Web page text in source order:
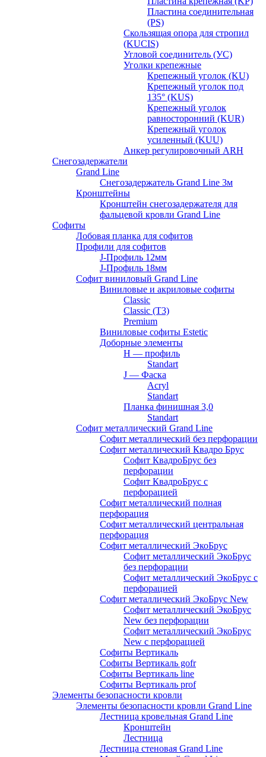
Пластина соединительная
(PS)
Скользящая опора для стропил
(KUCIS)
Угловой соединитель (УС)
Уголки крепежныe
Крепежный уголок (KU)
Крепежный уголок под
135° (KUS)
Крепежный уголок
равносторонний (KUR)
Крепежный уголок
усиленный (KUU)
Анкер регулировочный ARH
Снегозадержатели
Grand Line
Снегозадержатель Grand Line 3м
Кронштейны
Кронштейн снегозадержателя для
фальцевой кровли Grand Line
Софиты
Лобовая планка для софитов
Профили для софитов
J-Профиль 12мм
J-Профиль 18мм
Софит виниловый Grand Line
Виниловые и акриловые софиты
Classic
Classic (T3)
Premium
Виниловые софиты Estetic
Доборные элементы
H — профиль
Standart
J — Фаска
Acryl
Standart
Планка финишная 3,0
Standart
Софит металлический Grand Line
Софит металлический без перфорации
Софит металлический Квадро Брус
Софит КвадроБрус без
перфорации
Софит КвадроБрус с
перфорацией
Софит металлический полная
перфорация
Софит металлический центральная
перфорация
Софит металлический ЭкоБрус
Софит металлический ЭкоБрус
без перфорации
Софит металлический ЭкоБрус с
перфорацией
Софит металлический ЭкоБрус New
Софит металлический ЭкоБрус
New без перфорации
Софит металлический ЭкоБрус
New с перфорацией
Софиты Вертикаль
Софиты Вертикаль gofr
Софиты Вертикаль line
Софиты Вертикаль prof
Элементы безопасности кровли
Элементы безопасности кровли Grand Line
Лестница кровельная Grand Line
Кронштейн
Лестница
Лестница стеновая Grand Line